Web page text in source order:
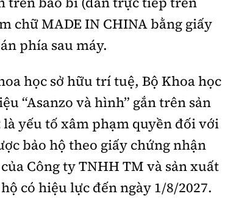
chữ MADE IN CHINA bằng giấy
phía sau máy.
học sở hữu trí tuệ, Bộ Khoa học
“Asanzo và hình” gắn trên sản
yếu tố xâm phạm quyền đối với
bảo hộ theo giấy chứng nhận
Công ty TNHH TM và sản xuất
có hiệu lực đến ngày 1/8/2027.